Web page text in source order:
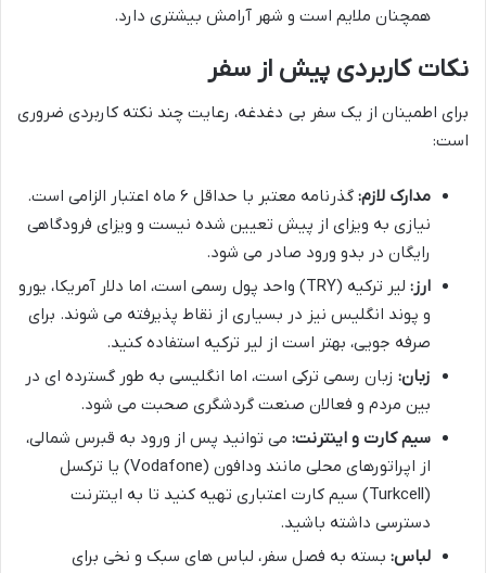
همچنان ملایم است و شهر آرامش بیشتری دارد.
نکات کاربردی پیش از سفر
برای اطمینان از یک سفر بی دغدغه، رعایت چند نکته کاربردی ضروری
است:
مدارک لازم:
گذرنامه معتبر با حداقل ۶ ماه اعتبار الزامی است.
نیازی به ویزای از پیش تعیین شده نیست و ویزای فرودگاهی
رایگان در بدو ورود صادر می شود.
ارز:
لیر ترکیه (TRY) واحد پول رسمی است، اما دلار آمریکا، یورو
و پوند انگلیس نیز در بسیاری از نقاط پذیرفته می شوند. برای
صرفه جویی، بهتر است از لیر ترکیه استفاده کنید.
زبان: زبان رسمی ترکی است، اما انگلیسی به طور گسترده ای در
بین مردم و فعالان صنعت گردشگری صحبت می شود.
سیم کارت و اینترنت: می توانید پس از ورود به قبرس شمالی،
از اپراتورهای محلی مانند ودافون (Vodafone) یا ترکسل
(Turkcell) سیم کارت اعتباری تهیه کنید تا به اینترنت
دسترسی داشته باشید.
لباس: بسته به فصل سفر، لباس های سبک و نخی برای